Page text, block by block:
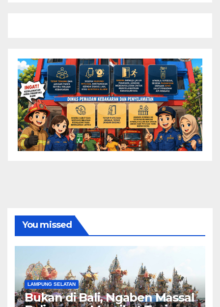
You missed
LAMPUNG SELATAN
Bukan di Bali, Ngaben Massal